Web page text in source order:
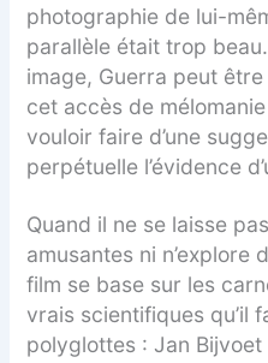
photographie de lui-
parallèle était trop
image, Guerra peut
cet accès de
vouloir faire d’une
perpétuelle l’évidence
Quand il ne se laisse
amusantes ni n’explore
film se base sur les
vrais scientifiques qu’il
polyglottes : Jan